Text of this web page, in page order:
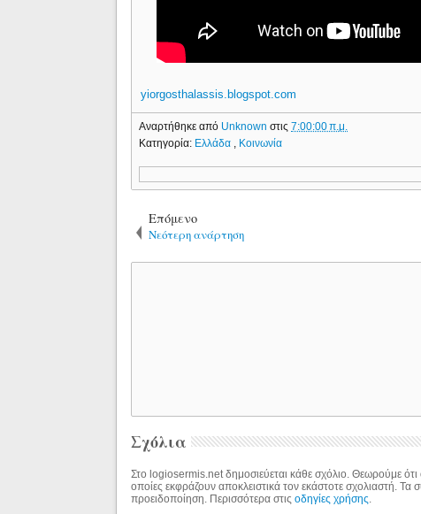
yiorgosthalassis.blogspot.com
Αναρτήθηκε από Unknownστις7:00:00 π.μ.
Κατηγορία: Ελλάδα Κοινωνία
Επόμενο
Νεότερη ανάρτηση
Σχόλια
Στο logiosermis.net δημοσιεύεται κάθε σχόλιο. Θεωρούμε ότι
οποίες εκφράζουν αποκλειστικά τον εκάστοτε σχολιαστή. Τα
προειδοποίηση. Περισσότερα στιςοδηγίες χρήσης